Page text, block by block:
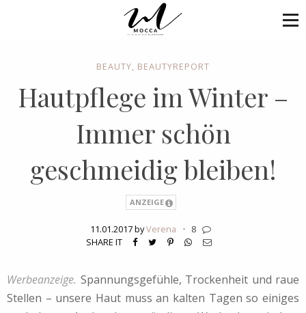
BEAUTY, BEAUTYREPORT
Hautpflege im Winter –
Immer schön
geschmeidig bleiben!
ANZEIGE
11.01.2017 byVerena ·
8
SHARE IT
Werbeanzeige. Spannungsgefühle, Trockenheit und raue
Stellen – unsere Haut muss an kalten Tagen so einiges